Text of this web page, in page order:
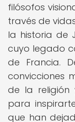
filósofos
través de
la historia de
cuyo legado
de Francia.
convicciones
de la religión
para
que han